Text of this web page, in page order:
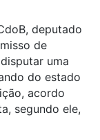
deputado
de
uma
do estado
acordo
segundo ele,